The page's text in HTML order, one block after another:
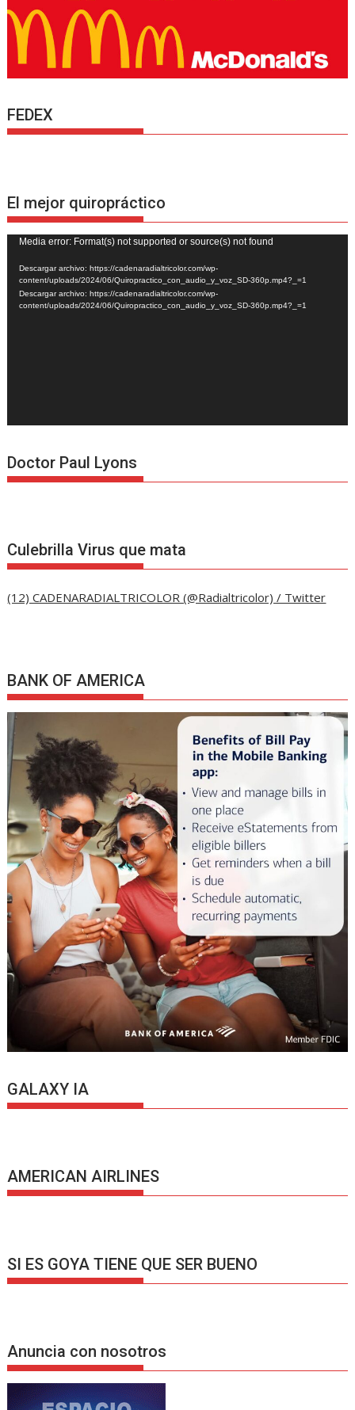
FEDEX
El mejor quiropráctico
Reproductor
de
vídeo
Media error: Format(s) not supported or source(s) not found
Descargar archivo: https://cadenaradialtricolor.com/wp-
content/uploads/2024/06/Quiropractico_con_audio_y_voz_SD-360p.mp4?_=1
Descargar archivo: https://cadenaradialtricolor.com/wp-
content/uploads/2024/06/Quiropractico_con_audio_y_voz_SD-360p.mp4?_=1
Doctor Paul Lyons
Culebrilla Virus que mata
(12) CADENARADIALTRICOLOR (@Radialtricolor) / Twitter
BANK OF AMERICA
GALAXY IA
AMERICAN AIRLINES
SI ES GOYA TIENE QUE SER BUENO
Anuncia con nosotros